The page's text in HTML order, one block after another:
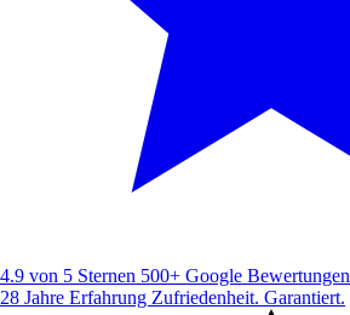
4.9 von 5 Sternen 500+ Google Bewertungen
28 Jahre Erfahrung Zufriedenheit. Garantiert.